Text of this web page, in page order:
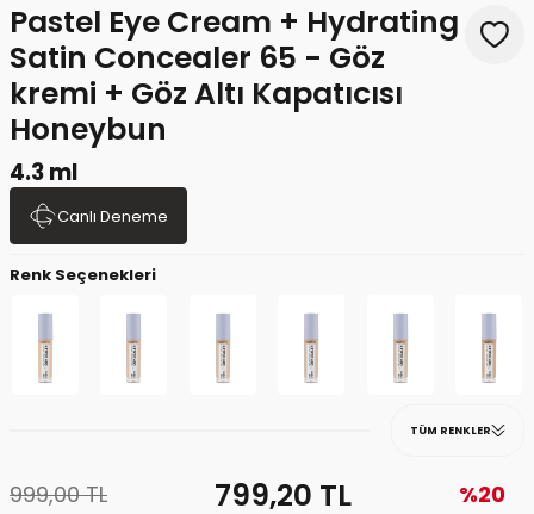
Pastel Eye Cream + Hydrating
Satin Concealer 65 - Göz
kremi + Göz Altı Kapatıcısı
Honeybun
4.3 ml
Canlı Deneme
Renk Seçenekleri
TÜM RENKLER
999,00TL 799,20 TL %20